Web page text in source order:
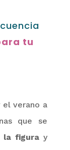
tu
verano a
que se
la figura y